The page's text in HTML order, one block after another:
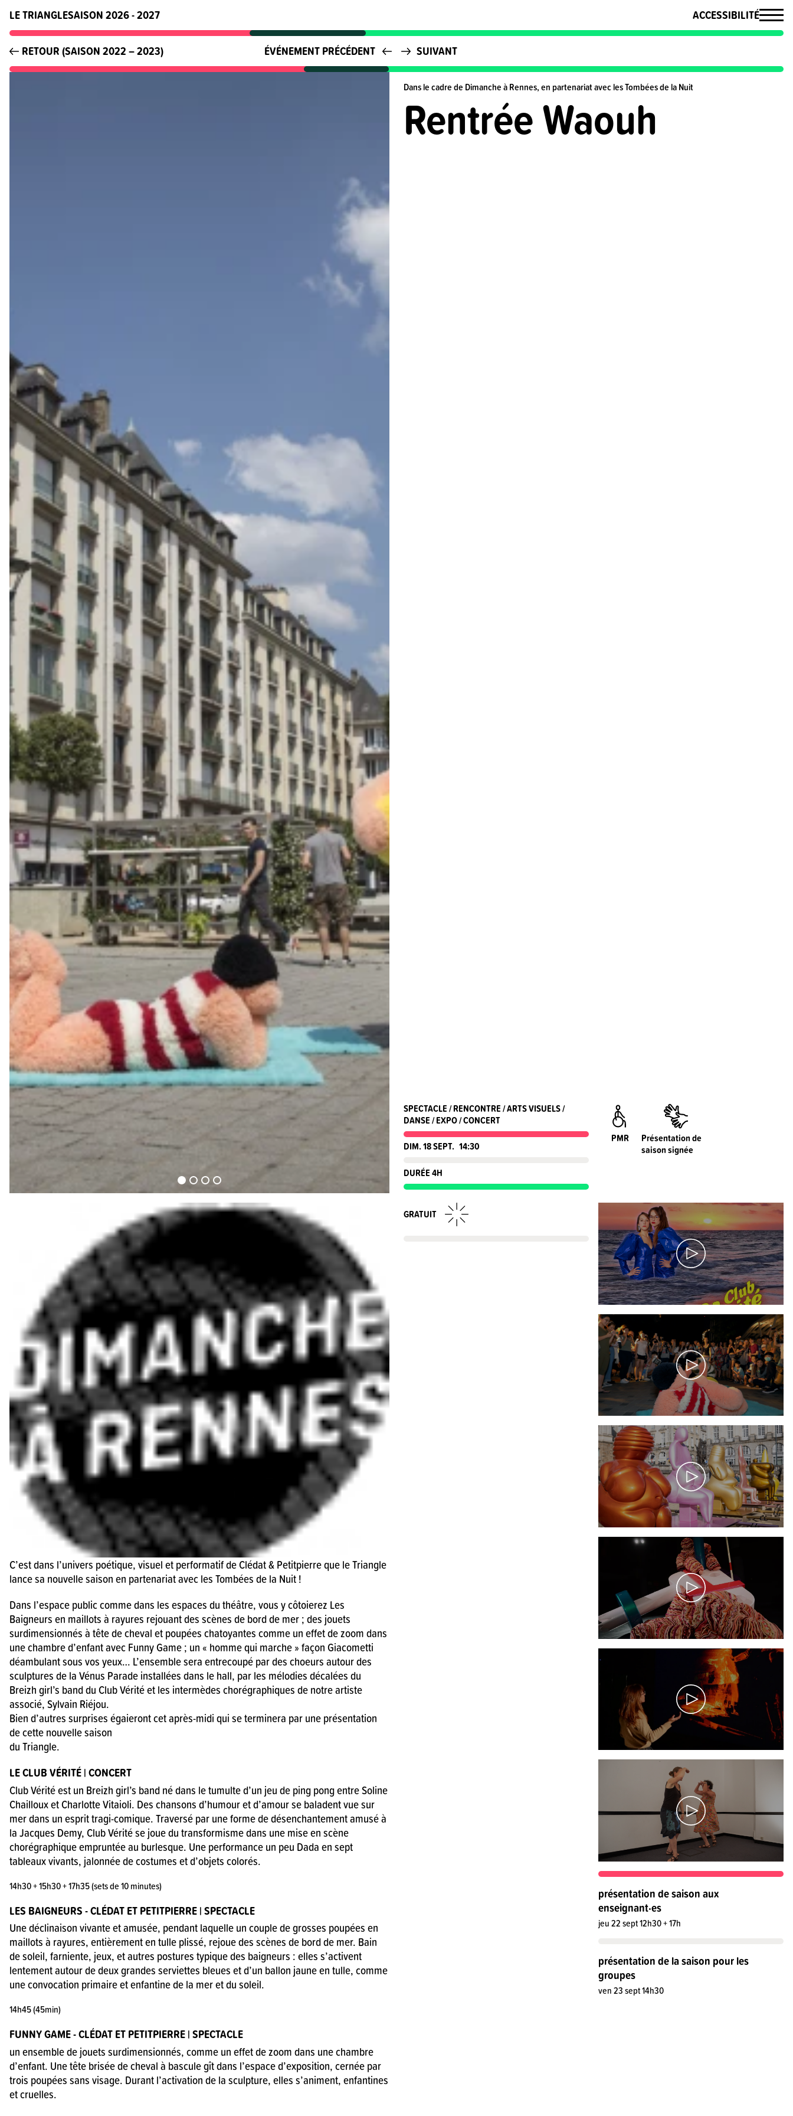
LE TRIANGLESAISON 2026 - 2027 ACCESSIBILITÉ
RETOUR (SAISON 2022 – 2023) ÉVÉNEMENT PRÉCÉDENT SUIVANT
Dans le cadre de Dimanche à Rennes, en partenariat avec les Tombées de la Nuit
Rentrée Waouh
SPECTACLE / RENCONTRE / ARTS VISUELS /
DANSE / EXPO / CONCERT
DIM. 18 SEPT. 14:30
DURÉE 4H
PMR
Présentation de
saison signée
C’est dans l’univers poétique, visuel et performatif de Clédat & Petitpierre que le Triangle
lance sa nouvelle saison en partenariat avec les Tombées de la Nuit !
Dans l’espace public comme dans les espaces du théâtre, vous y côtoierez Les
Baigneurs en maillots à rayures rejouant des scènes de bord de mer ; des jouets
surdimensionnés à tête de cheval et poupées chatoyantes comme un effet de zoom dans
une chambre d’enfant avec Funny Game ; un « homme qui marche » façon Giacometti
déambulant sous vos yeux… L’ensemble sera entrecoupé par des choeurs autour des
sculptures de la Vénus Parade installées dans le hall, par les mélodies décalées du
Breizh girl’s band du Club Vérité et les intermèdes chorégraphiques de notre artiste
associé, Sylvain Riéjou.
Bien d’autres surprises égaieront cet après-midi qui se terminera par une présentation
de cette nouvelle saison
du Triangle.
LE CLUB VÉRITÉ | CONCERT
Club Vérité est un Breizh girl’s band né dans le tumulte d’un jeu de ping pong entre Soline
Chailloux et Charlotte Vitaioli. Des chansons d’humour et d’amour se baladent vue sur
mer dans un esprit tragi-comique. Traversé par une forme de désenchantement amusé à
la Jacques Demy, Club Vérité se joue du transformisme dans une mise en scène
chorégraphique empruntée au burlesque. Une performance un peu Dada en sept
tableaux vivants, jalonnée de costumes et d’objets colorés.
14h30 + 15h30 + 17h35 (sets de 10 minutes)
LES BAIGNEURS - CLÉDAT ET PETITPIERRE | SPECTACLE
Une déclinaison vivante et amusée, pendant laquelle un couple de grosses poupées en
maillots à rayures, entièrement en tulle plissé, rejoue des scènes de bord de mer. Bain
de soleil, farniente, jeux, et autres postures typique des baigneurs : elles s’activent
lentement autour de deux grandes serviettes bleues et d’un ballon jaune en tulle, comme
une convocation primaire et enfantine de la mer et du soleil.
14h45 (45min)
FUNNY GAME - CLÉDAT ET PETITPIERRE | SPECTACLE
un ensemble de jouets surdimensionnés, comme un effet de zoom dans une chambre
d’enfant. Une tête brisée de cheval à bascule gît dans l’espace d’exposition, cernée par
trois poupées sans visage. Durant l’activation de la sculpture, elles s’animent, enfantines
et cruelles.
GRATUIT
présentation de saison aux
enseignant·es
jeu 22 sept 12h30 + 17h
présentation de la saison pour les
groupes
ven 23 sept 14h30